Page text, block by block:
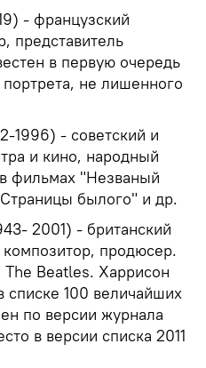
- французский
представитель
в первую очередь
портрета, не лишенного
1996) - советский и
и кино, народный
фильмах "Незваный
былого" и др.
2001) - британский
продюсер.
Beatles. Харрисон
списке 100 величайших
по версии журнала
в версии списка 2011